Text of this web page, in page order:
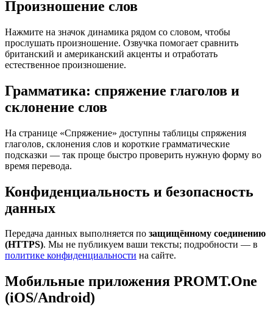
Произношение слов
Нажмите на значок динамика рядом со словом, чтобы
прослушать произношение. Озвучка помогает сравнить
британский и американский акценты и отработать
естественное произношение.
Грамматика: спряжение глаголов и
склонение слов
На странице «Спряжение» доступны таблицы спряжения
глаголов, склонения слов и короткие грамматические
подсказки — так проще быстро проверить нужную форму во
время перевода.
Конфиденциальность и безопасность
данных
Передача данных выполняется по защищённому соединению
(HTTPS). Мы не публикуем ваши тексты; подробности — в
политике конфиденциальности на сайте.
Мобильные приложения PROMT.One
(iOS/Android)